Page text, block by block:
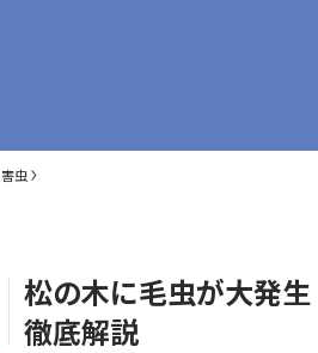
害虫
松の木に毛虫が大発
徹底解説